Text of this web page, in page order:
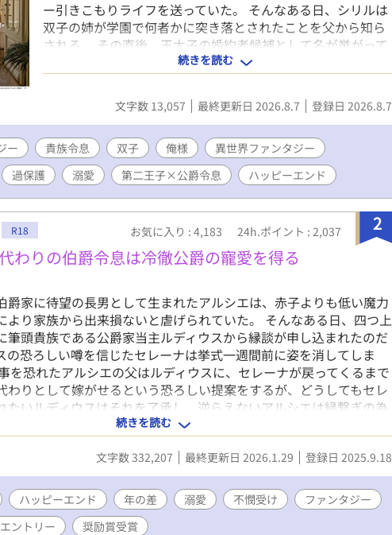
ー引きこもりライフを送っていた。 そんなある日、シリルは
双子の姉が学園で何者かに突き落とされたことを父から知ら
される。 その直後、王太子の婚約者候補として名が挙がって
いる姉の世間体を気にした父に、姉のフリをして学園に潜入
し、犯人を突き止めるよう言われ家を追い出されてしまう。
潜入一日目の放課後、校内で迷子になったシリルは、姉と同
じように階段から誰かが突き落とされた瞬間を目撃し、咄嗟
るディオン・オラージュ第二王子殿下だった。 しかも、ディ
オンは変装していたシリルを一発で見破って……？ 「この事
件、俺たちで解決するぞ。それまで、貴様は俺と相部屋だ」
「きょ、拒否権は……？」 不愛想で冷たく、黒いうわさが絶
えないディオンはなぜか次第に過保護になっていき……？ 人
を寄せ付けない氷狼王子×胃弱引きこもり公爵令息の胃薬必
須の学園ファンタジー!! ※ライトBLです。 ※毎日0：00更新
です。 ※カクヨムのほうにも掲載しております。
続きを読む
文字数 13,057 最終更新日 2026.8.7 登録日 2026.8.7
ー 貴族令息 双子 俺様
異世界ファンタジー
過保護 溺愛 第二王子×公爵令息 ハッピーエンド
2
R18 お気に入り : 4,183 24h.ポイント : 2,037
代わりの伯爵令息は冷徹公爵の寵愛を得る
爵家に待望の長男として生まれたアルシエは、赤子よりも低い魔力
より家族から出来損ないと虐げられていた。 そんなある日、四つ上
筆頭貴族である公爵家当主ルディウスから縁談が申し込まれたのだ
の恐ろしい噂を信じたセレーナは挙式一週間前に姿を消してしま
を恐れたアルシエの父はルディウスに、セレーナが戻ってくるまで
わりとして嫁がせるという恐ろしい提案をするが、どうしてもセレ
たいルディウスはそれを了承し、逆らえないアルシエは縁繋ぎの為
い花嫁になる事に。 公爵家の誰からも受け入れて貰えない中、動物
に支えられていたアルシエの元に、療養を終えた執事長オルウェン
ルウェンの優しさに戸惑いつつも心を開いていくアルシエだったが、
けにルディウスとも少しずつ話すようになり⋯⋯。 冷徹公爵×伯爵
描写あり
続きを読む
文字数 332,207 最終更新日 2026.1.29 登録日 2025.9.18
ハッピーエンド 年の差 溺愛 不憫受け
ファンタジー
ントリー
奨励賞受賞